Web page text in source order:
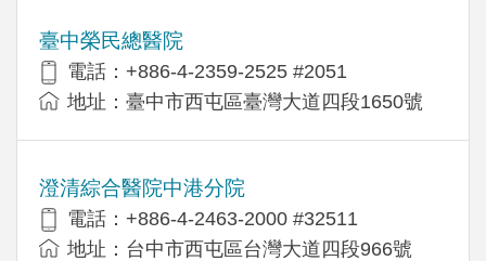
臺中榮民總醫院
電話：+886-4-2359-2525 #2051
地址：臺中市西屯區臺灣大道四段1650號
澄清綜合醫院中港分院
電話：+886-4-2463-2000 #32511
地址：台中市西屯區台灣大道四段966號